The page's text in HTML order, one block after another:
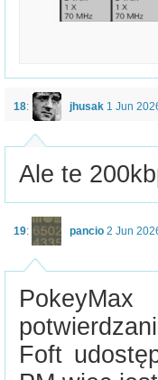
18: jhusak 1 Jun
Ale te
19: pancio 2 Jun
Foft